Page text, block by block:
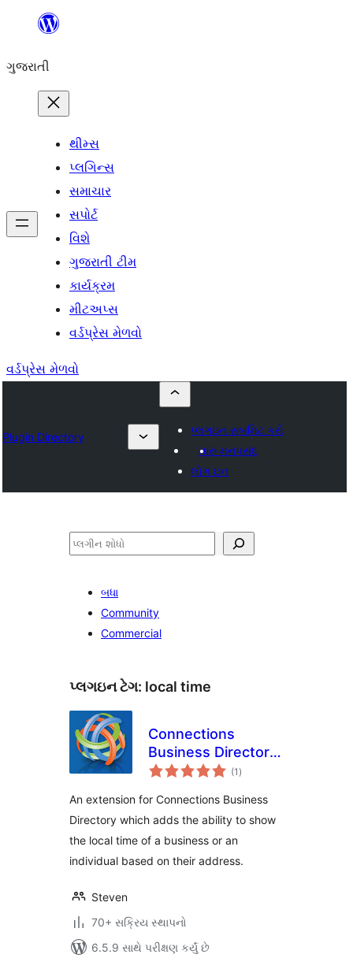
કંટેન્ટ(લખાણ)
જાઓ
ગુજરાતી
થીમ્સ
પ્લગિન્સ
સમાચાર
સપોર્ટ
વિશે
ગુજરાતી ટીમ
કાર્યક્રમ
મીટઅપ્સ
વર્ડપ્રેસ મેળવો
વર્ડપ્રેસ મેળવો
Plugin Directory
પ્લગઇન સબમિટ કરો
મારું મનપસંદ
લોગ ઇન
શોધો
બધા
Community
Commercial
પ્લગઇન ટેગ: local time
Connections
Business Directory
Local Time
(1 કુલ
રેટિંગ્સ
)
An extension for Connections Business
Directory which adds the ability to show
the local time of a business or an
individual based on their address.
Steven
70+ સક્રિય સ્થાપનો
6.5.9 સાથે પરીક્ષણ કર્યું છે